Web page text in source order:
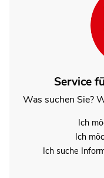
Service
Was suchen Sie?
Ich
Ich
Ich suche